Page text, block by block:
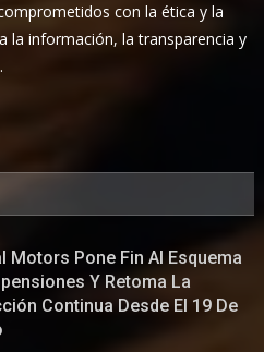
con la ética y la
la información, la transparencia y
Motors Pone Fin Al Esquema
Y Retoma La
Continua Desde El 19 De